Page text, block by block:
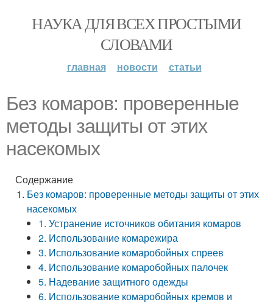
НАУКА ДЛЯ ВСЕХ ПРОСТЫМИ
СЛОВАМИ
главная новости статьи
Без комаров: проверенные
методы защиты от этих
насекомых
Содержание
Без комаров: проверенные методы защиты от этих
насекомых
1. Устранение источников обитания комаров
2. Использование комарежира
3. Использование комаробойных спреев
4. Использование комаробойных палочек
5. Надевание защитного одежды
6. Использование комаробойных кремов и